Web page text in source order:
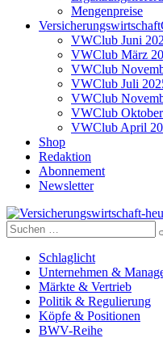
Mengenpreise
VWClub Juni
VWClub März
VWClub
VWClub Juli
VWClub
VWClub
VWClub April
Shop
Redaktion
Abonnement
Newsletter
Versicherungswirtschaft-heute
Suche
nach:
Schlaglicht
Unternehmen &
Märkte & Vertrieb
Politik & Regulierung
Köpfe & Positionen
BWV-Reihe